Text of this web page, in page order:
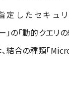
定したセキュ
「動的クエリの
、結合の種類「